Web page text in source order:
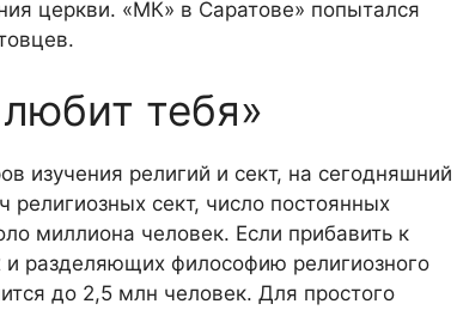
церкви. «МК» в Саратове» попытался
тебя»
изучения религий и сект, на сегодняшний
религиозных сект, число постоянных
миллиона человек. Если прибавить к
и разделяющих философию религиозного
до 2,5 млн человек. Для простого